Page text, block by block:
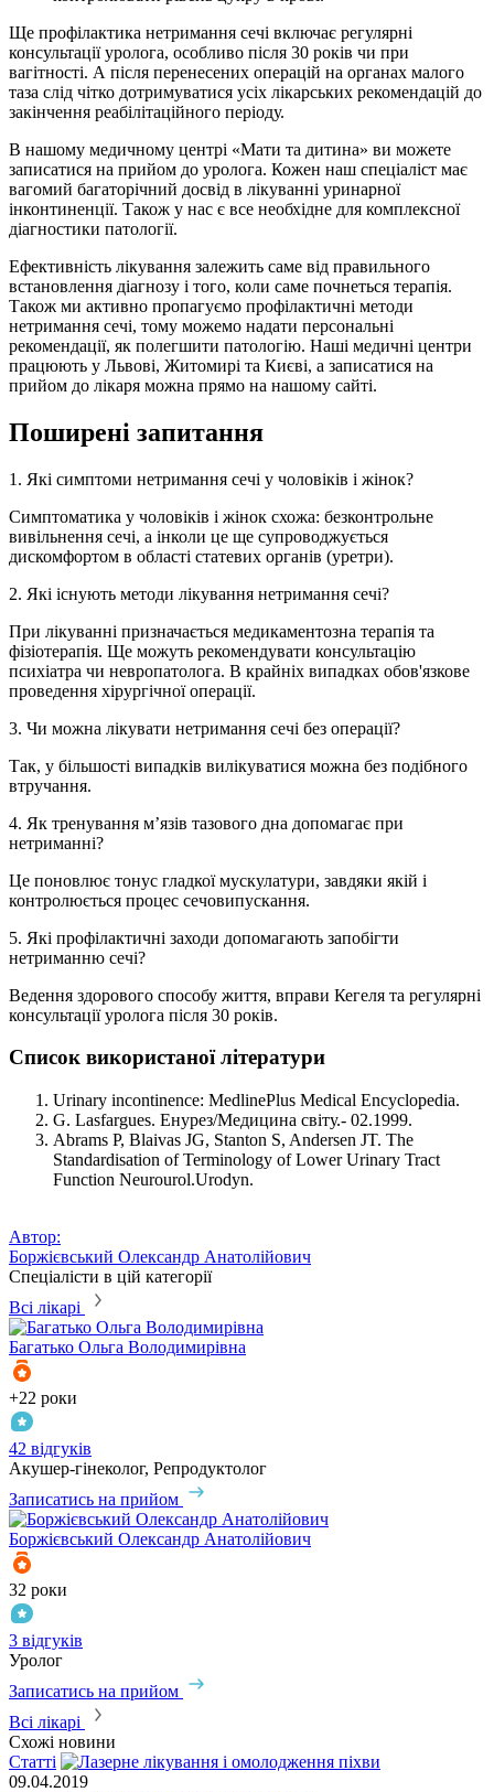
Ще профілактика нетримання сечі включає регулярні
консультації уролога, особливо після 30 років чи при
вагітності. А після перенесених операцій на органах малого
таза слід чітко дотримуватися усіх лікарських рекомендацій до
закінчення реабілітаційного періоду.
В нашому медичному центрі «Мати та дитина» ви можете
записатися на прийом до уролога. Кожен наш спеціаліст має
вагомий багаторічний досвід в лікуванні уринарної
інконтиненції. Також у нас є все необхідне для комплексної
діагностики патології.
Ефективність лікування залежить саме від правильного
встановлення діагнозу і того, коли саме почнеться терапія.
Також ми активно пропагуємо профілактичні методи
нетримання сечі, тому можемо надати персональні
рекомендації, як полегшити патологію. Наші медичні центри
працюють у Львові, Житомирі та Києві, а записатися на
прийом до лікаря можна прямо на нашому сайті.
Поширені запитання
1. Які симптоми нетримання сечі у чоловіків і жінок?
Симптоматика у чоловіків і жінок схожа: безконтрольне
вивільнення сечі, а інколи це ще супроводжується
дискомфортом в області статевих органів (уретри).
2. Які існують методи лікування нетримання сечі?
При лікуванні призначається медикаментозна терапія та
фізіотерапія. Ще можуть рекомендувати консультацію
психіатра чи невропатолога. В крайніх випадках обов'язкове
проведення хірургічної операції.
3. Чи можна лікувати нетримання сечі без операції?
Так, у більшості випадків вилікуватися можна без подібного
втручання.
4. Як тренування м’язів тазового дна допомагає при
нетриманні?
Це поновлює тонус гладкої мускулатури, завдяки якій і
контролюється процес сечовипускання.
5. Які профілактичні заходи допомагають запобігти
нетриманню сечі?
Ведення здорового способу життя, вправи Кегеля та регулярні
консультації уролога після 30 років.
Список використаної літератури
Urinary incontinence: MedlinePlus Medical Encyclopedia.
G. Lasfargues. Енурез/Медицина світу.- 02.1999.
Abrams P, Blaivas JG, Stanton S, Andersen JT. The
Standardisation of Terminology of Lower Urinary Tract
Function Neurourol.Urodyn.
Автор:
Боржієвський Олександр Анатолійович
Спеціалісти в цій категорії
Всі лікарі
Багатько Ольга Володимирівна
+22 роки
42 відгуків
Акушер-гінеколог, Репродуктолог
Записатись на прийом
Боржієвський Олександр Анатолійович
32 роки
3 відгуків
Уролог
Записатись на прийом
Всі лікарі
Схожі новини
Статті
09.04.2019